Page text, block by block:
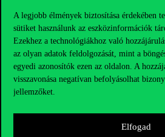
A legjobb élmények biztosítása érdekében
sütiket használunk az eszközinformációk
Ezekhez a technológiákhoz való
az olyan adatok feldolgozását, mint a
egyedi azonosítók ezen az oldalon. A
visszavonása negatívan befolyásolhat
jellemzőket.
Elfogad
arra is, hogy már elhasznált 12 állami
valaki Corvinus Ösztöndíjas képzésre,
térítésmentesen tanuljon.
5. Angol nyelvű képzésen is lehet
Állami ösztöndíjas helyek korábban is
idegen nyelvű szakokon is, ugyanakkor
felsőoktatási intézményben idegen